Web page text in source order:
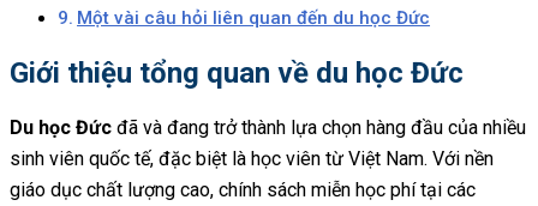
Một vài câu hỏi liên quan đến du học Đức
Giới thiệu tổng quan về du học Đức
Du học Đức đã và đang trở thành lựa chọn hàng đầu của nhiều
sinh viên quốc tế, đặc biệt là học viên từ Việt Nam. Với nền
giáo dục chất lượng cao, chính sách miễn học phí tại các